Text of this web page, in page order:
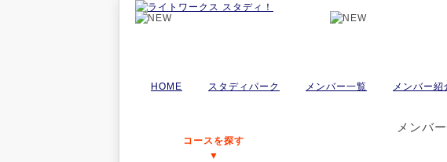
HOME スタディパーク メンバー一覧 メンバー紹
コースを探す
▼
メンバ